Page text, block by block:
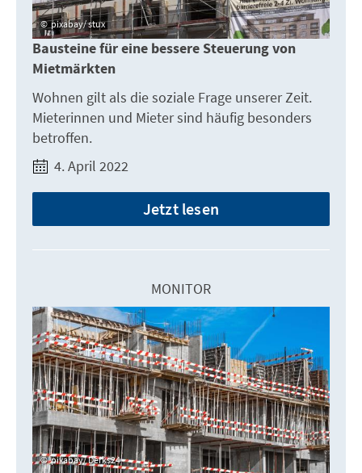
pixabay/ stux
Bausteine für eine bessere Steuerung von
Mietmärkten
Wohnen gilt als die soziale Frage unserer Zeit.
Mieterinnen und Mieter sind häufig besonders
betroffen.
4. April 2022
Jetzt lesen
MONITOR
pixabay/ Derks24